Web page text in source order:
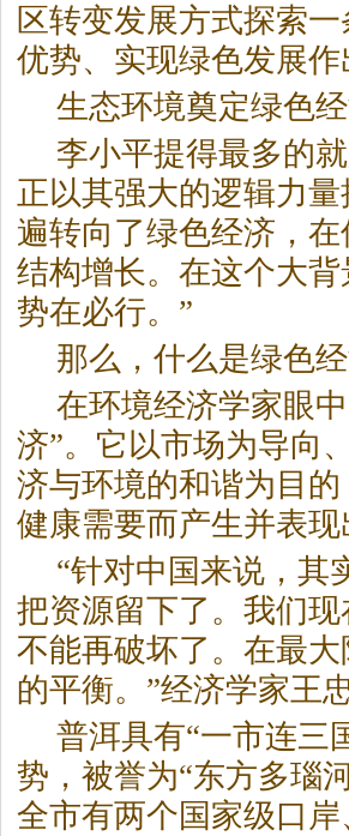
区转变发展方式探索
优势、实现绿色发展
生态环境奠定绿色
李小平提得最多的
正以其强大的逻辑力
遍转向了绿色经济，
结构增长。在这个大
势在必行。”
那么，什么是绿色经
在环境经济学家眼
济”。它以市场为导向
济与环境的和谐为目
健康需要而产生并表
“针对中国来说，其
把资源留下了。我们
不能再破坏了。在最
的平衡。”经济学家王
普洱具有“一市连三
势，被誉为“东方多瑙
全市有两个国家级口